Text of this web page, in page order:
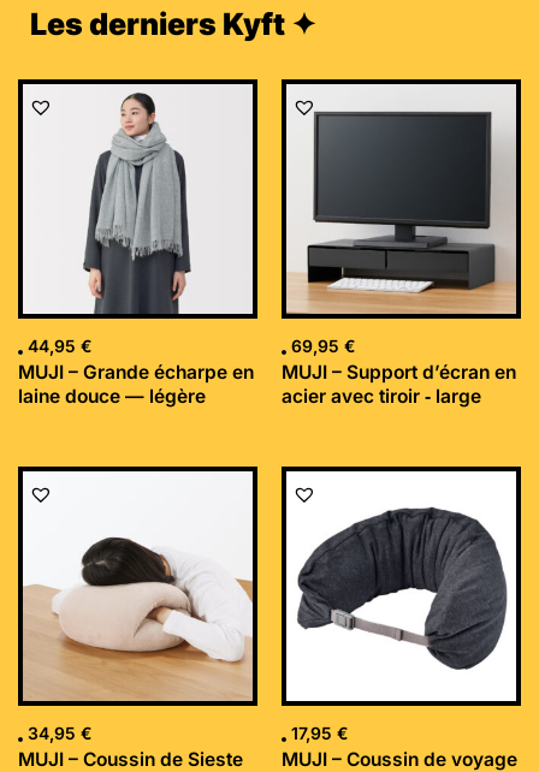
Les derniers Kyft ✦
44,95 €
MUJI – Grande écharpe en
laine douce — légère
69,95 €
MUJI – Support d’écran en
acier avec tiroir ‐ large
34,95 €
MUJI – Coussin de Sieste
17,95 €
MUJI – Coussin de voyage